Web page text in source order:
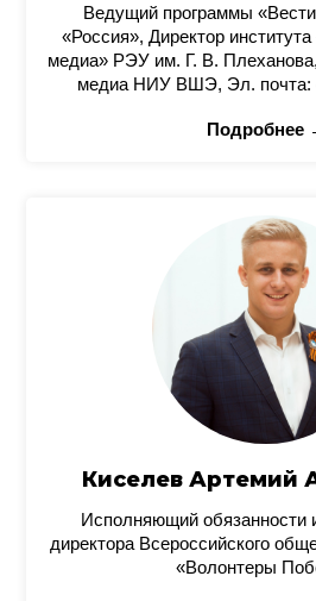
Ведущий программы
«Россия», Директор
медиа» РЭУ им. Г. В. Плеханова,
медиа НИУ ВШЭ, Эл. почта:
Подробнее
Киселев Артемий
Исполняющий обязанности
директора Всероссийского
«Волонтеры